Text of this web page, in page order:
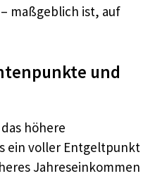
maßgeblich ist, auf
und
höhere
ein voller Entgeltpunkt
Jahreseinkommen